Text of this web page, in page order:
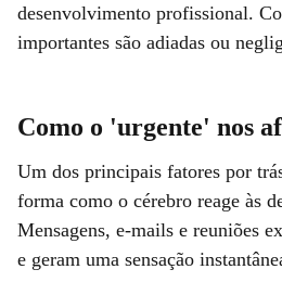
desenvolvimento profissional.
importantes são adiadas ou
Como o 'urgente' nos
Um dos principais fatores por
forma como o cérebro reage às
Mensagens, e-mails e reuniões
e geram uma sensação